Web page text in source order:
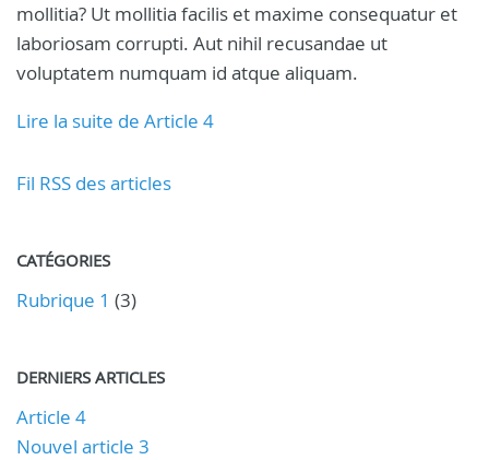
mollitia? Ut mollitia facilis et maxime consequatur et
laboriosam corrupti. Aut nihil recusandae ut
voluptatem numquam id atque aliquam.
Lire la suite de Article 4
Fil RSS des articles
CATÉGORIES
Rubrique 1 (3)
DERNIERS ARTICLES
Article 4
Nouvel article 3